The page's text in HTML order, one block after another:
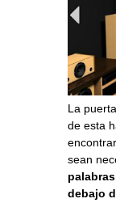
La
de esta
sean
debajo